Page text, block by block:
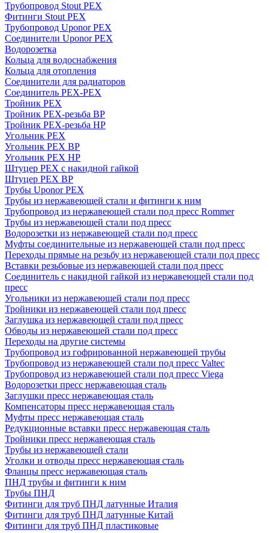
Трубопровод Stout PEX
Фитинги Stout PEX
Трубопровод Uponor PEX
Соединители Uponor PEX
Водорозетка
Кольца для водоснабжения
Кольца для отопления
Соединители для радиаторов
Соединитель PEX-PEX
Тройник PEX
Тройник PEX-резьба ВР
Тройник PEX-резьба НР
Угольник PEX
Угольник PEX ВР
Угольник PEX НР
Штуцер PEX c накидной гайкой
Штуцер PEX ВР
Трубы Uponor PEX
Трубы из нержавеющей стали и фитинги к ним
Трубопровод из нержавеющей стали под пресс Rommer
Трубы из нержавеющей стали под пресс
Водорозетки из нержавеющей стали под пресс
Муфты соединительные из нержавеющей стали под пресс
Переходы прямые на резьбу из нержавеющей стали под пресс
Вставки резьбовые из нержавеющей стали под пресс
Соединитель с накидной гайкой из нержавеющей стали под
пресс
Угольники из нержавеющей стали под пресс
Тройники из нержавеющей стали под пресс
Заглушка из нержавеющей стали под пресс
Обводы из нержавеющей стали под пресс
Переходы на другие системы
Трубопровод из гофрированной нержавеющей трубы
Трубопровод из нержавеющей стали под пресс Valtec
Трубопровод из нержавеющей стали под пресс Viega
Водорозетки пресс нержавеющая сталь
Заглушки пресс нержавеющая сталь
Компенсаторы пресс нержавеющая сталь
Муфты пресс нержавеющая сталь
Редукционные вставки пресс нержавеющая сталь
Тройники пресс нержавеющая сталь
Трубы из нержавеющей стали
Уголки и отводы пресс нержавеющая сталь
Фланцы пресс нержавеющая сталь
ПНД трубы и фитинги к ним
Трубы ПНД
Фитинги для труб ПНД латунные Италия
Фитинги для труб ПНД латунные Китай
Фитинги для труб ПНД пластиковые